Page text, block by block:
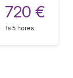
720 €
fa 5 hores